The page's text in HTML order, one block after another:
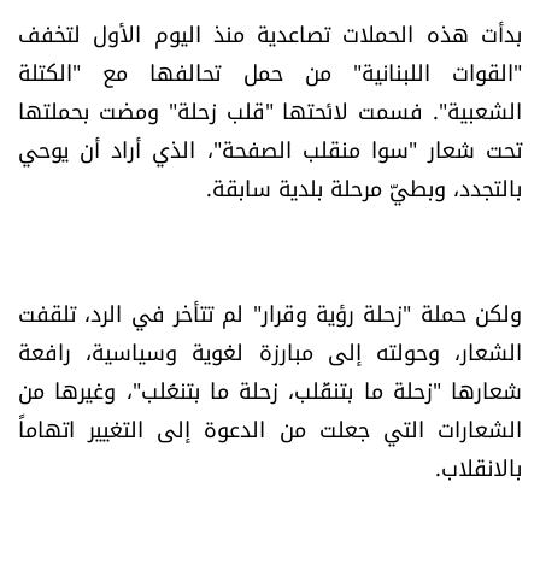
من نحن
للتواصل معنا
شروط الاستخدام
شروط الإشتراك
بدأت هذه الحملات تصاعدية منذ اليوم الأول لتخفف
"القوات اللبنانية" من حمل تحالفها مع "الكتلة
الشعبية". فسمت لائحتها "قلب زحلة" ومضت بحملتها
تحت شعار "سوا منقلب الصفحة"، الذي أراد أن يوحي
بالتجدد، وبطيّ مرحلة بلدية سابقة.
ولكن حملة "زحلة رؤية وقرار" لم تتأخر في الرد، تلقفت
الشعار، وحولته إلى مبارزة لغوية وسياسية، رافعة
شعارها "زحلة ما بتنقَلب، زحلة ما بتنغَلب"، وغيرها من
الشعارات التي جعلت من الدعوة إلى التغيير اتهاماً
بالانقلاب.